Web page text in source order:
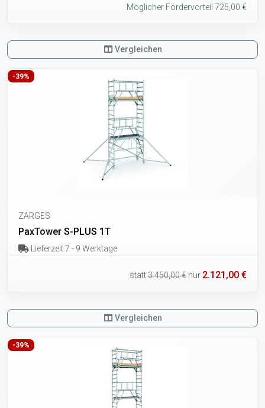
Möglicher Fördervorteil 725,00 €
Vergleichen
-39%
ZARGES
PaxTower S-PLUS 1T
Lieferzeit 7 - 9 Werktage
statt3.450,00 € nur 2.121,00 €
Vergleichen
-39%